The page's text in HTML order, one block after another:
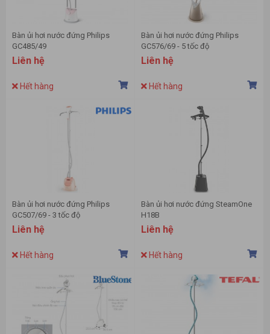
Bàn ủi hơi nước đứng Philips
GC485/49
Liên hệ
Hết hàng
Bàn ủi hơi nước đứng Philips
GC576/69 - 5 tốc độ
Liên hệ
Hết hàng
Bàn ủi hơi nước đứng Philips
GC507/69 - 3 tốc độ
Liên hệ
Hết hàng
Bàn ủi hơi nước đứng SteamOne
H18B
Liên hệ
Hết hàng